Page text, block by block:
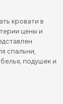
цвета
цвета
цвета
кровати в
цены и
спальни,
подушек и